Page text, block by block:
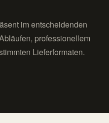
im entscheidenden
professionellem
Lieferformaten.